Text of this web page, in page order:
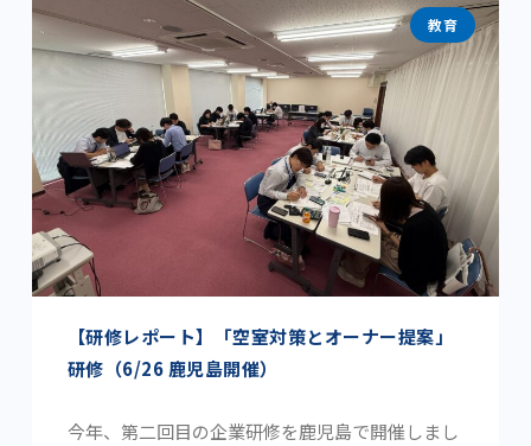
教育
【研修レポート】「空室対策とオーナー提案」
研修（6/26 鹿児島開催）
今年、第二回目の企業研修を鹿児島で開催しまし